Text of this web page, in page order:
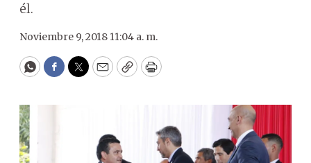
él.
Noviembre 9, 2018 11:04 a. m.
WhatsApp
Facebook
Twitter
EmailCopyPrint